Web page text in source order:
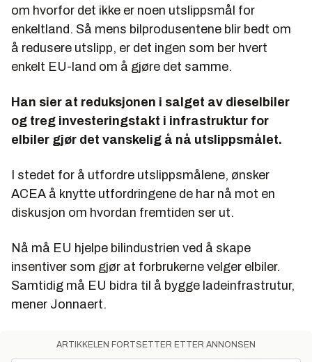
om hvorfor det ikke er noen utslippsmål for
enkeltland. Så mens bilprodusentene blir bedt om
å redusere utslipp, er det ingen som ber hvert
enkelt EU-land om å gjøre det samme.
Han sier at reduksjonen i salget av dieselbiler
og treg investeringstakt i infrastruktur for
elbiler gjør det vanskelig å nå utslippsmålet.
I stedet for å utfordre utslippsmålene, ønsker
ACEA å knytte utfordringene de har nå mot en
diskusjon om hvordan fremtiden ser ut.
Nå må EU hjelpe bilindustrien ved å skape
insentiver som gjør at forbrukerne velger elbiler.
Samtidig må EU bidra til å bygge ladeinfrastrutur,
mener Jonnaert.
ARTIKKELEN FORTSETTER ETTER ANNONSEN